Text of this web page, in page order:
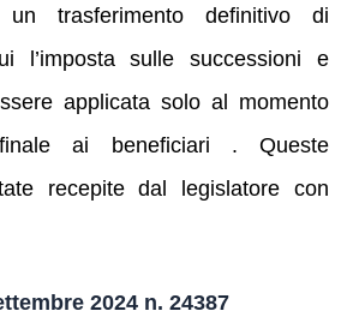
trasferimento definitivo di
l’imposta sulle successioni e
applicata solo al momento
finale ai beneficiari . Queste
recepite dal legislatore con
2024 n. 24387